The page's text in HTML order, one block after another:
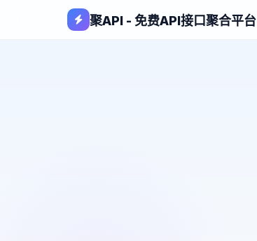
聚API - 免费API接口聚合平台